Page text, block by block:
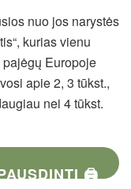
nuo jos narystės
kurias vienu
Europoje
apie 2, 3 tūkst.,
nei 4 tūkst.
🖨